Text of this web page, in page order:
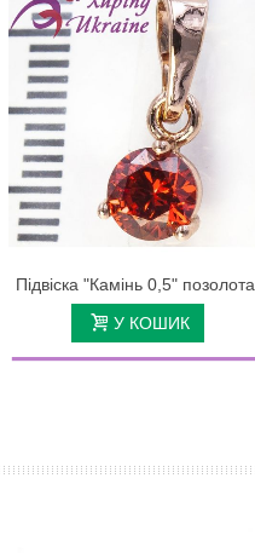
Підвіска "Камінь 0,5" позолота.
У КОШИК